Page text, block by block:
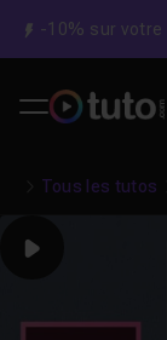
-10% sur votre
Tous les tutos
Play